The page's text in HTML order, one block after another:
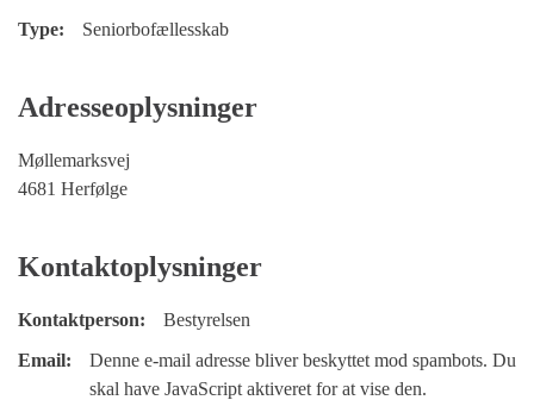
Type: Seniorbofællesskab
Adresseoplysninger
Møllemarksvej
4681 Herfølge
Kontaktoplysninger
Kontaktperson:
Bestyrelsen
Email:
Denne e-mail adresse bliver beskyttet mod spambots. Du
skal have JavaScript aktiveret for at vise den.